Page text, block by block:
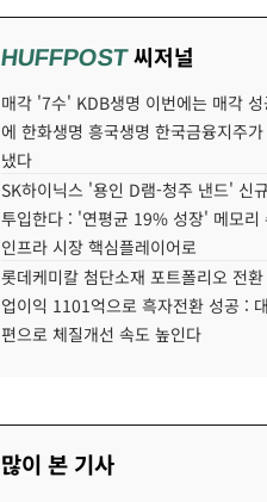
HUFFPOST씨저널
매각 '7수' KDB생명 이번에는 매각
에 한화생명 흥국생명 한국금융지주
냈다
SK하이닉스 '용인 D램-청주 낸드' 신
투입한다 : '연평균 19% 성장' 메모리
인프라 시장 핵심플레이어로
롯데케미칼 첨단소재 포트폴리오 전
업이익 1101억으로 흑자전환 성공 :
편으로 체질개선 속도 높인다
많이 본 기사